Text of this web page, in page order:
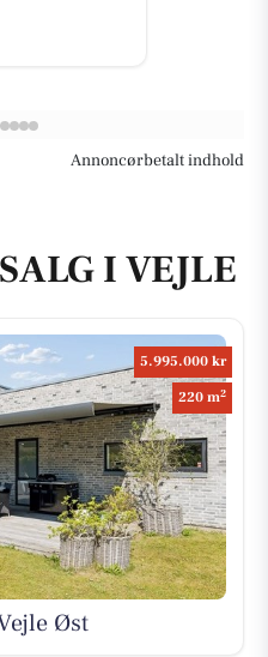
Annoncørbetalt indhold
I VEJLE
5.995.000 kr
220 m2
Øst